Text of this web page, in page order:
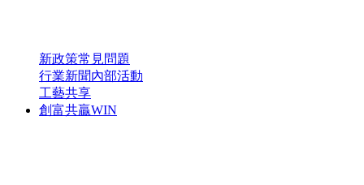
新政策常見問題
行業新聞內部活動
工藝共享
創富共贏WIN